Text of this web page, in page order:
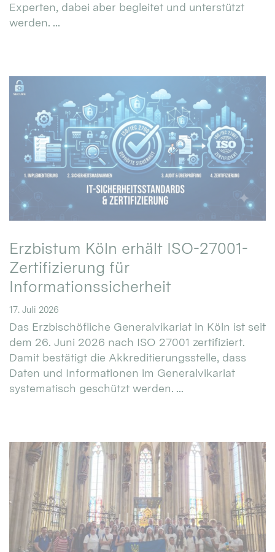
Experten, dabei aber begleitet und unterstützt
werden. ...
Erzbistum Köln erhält ISO-27001-
Zertifizierung für
Informationssicherheit
17. Juli 2026
Das Erzbischöfliche Generalvikariat in Köln ist seit
dem 26. Juni 2026 nach ISO 27001 zertifiziert.
Damit bestätigt die Akkreditierungsstelle, dass
Daten und Informationen im Generalvikariat
systematisch geschützt werden. ...